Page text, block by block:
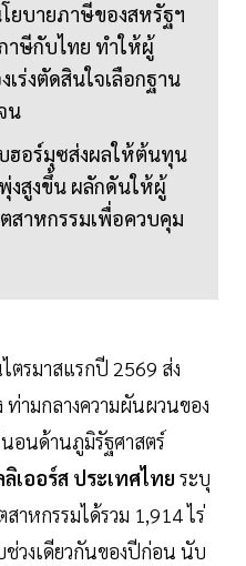
ยบายภาษีของสหรัฐฯ
าษีกับไทย ทำให้ผู้
ร่งตัดสินใจเลือกฐาน
น
ฮอร์มุซส่งผลให้ต้นทุน
งสูงขึ้น ผลักดันให้ผู้
สาหกรรมเพื่อควบคุม
ตรมาสแรกปี 2569 ส่ง
ามกลางความผันผวนของ
อนด้านภูมิรัฐศาสตร์
เออร์ส ประเทศไทย ระบุ
าหกรรมได้รวม 1,914 ไร่
วงเดียวกันของปีก่อน นับ